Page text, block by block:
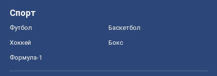
Спорт
Футбол Баскетбол
Хоккей Бокс
Формула-1